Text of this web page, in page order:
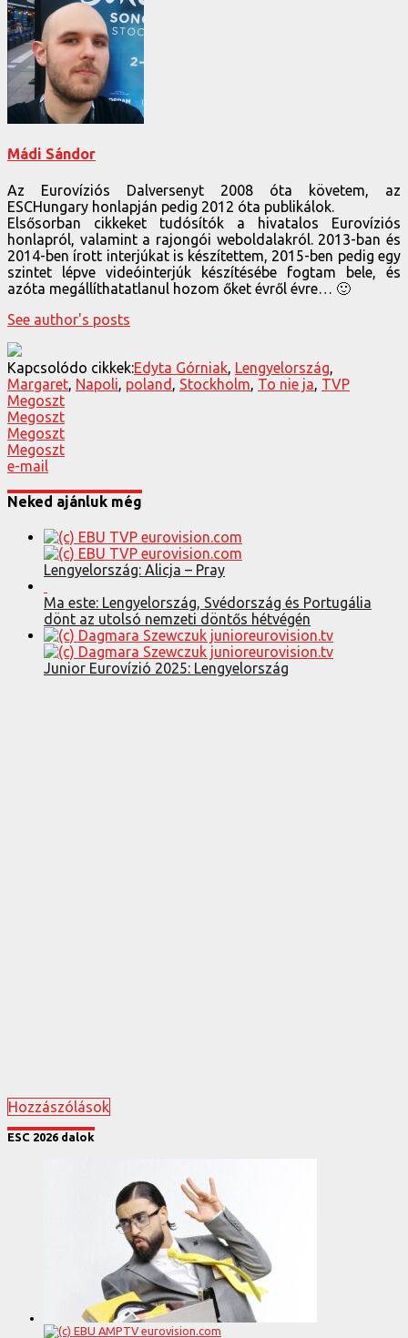
Mádi Sándor
Az Eurovíziós Dalversenyt 2008 óta követem, az
ESCHungary honlapján pedig 2012 óta publikálok.
Elsősorban cikkeket tudósítók a hivatalos Eurovíziós
honlapról, valamint a rajongói weboldalakról. 2013-ban és
2014-ben írott interjúkat is készítettem, 2015-ben pedig egy
szintet lépve videóinterjúk készítésébe fogtam bele, és
azóta megállíthatatlanul hozom őket évről évre… 🙂
See author's posts
Kapcsolódo cikkek:Edyta Górniak Lengyelország
Margaret Napoli poland Stockholm To nie ja TVP
Megoszt
Megoszt
Megoszt
Megoszt
e-mail
Neked ajánluk még
Lengyelország: Alicja – Pray
Ma este: Lengyelország, Svédország és Portugália
dönt az utolsó nemzeti döntős hétvégén
Junior Eurovízió 2025: Lengyelország
Hozzászólások
ESC 2026 dalok